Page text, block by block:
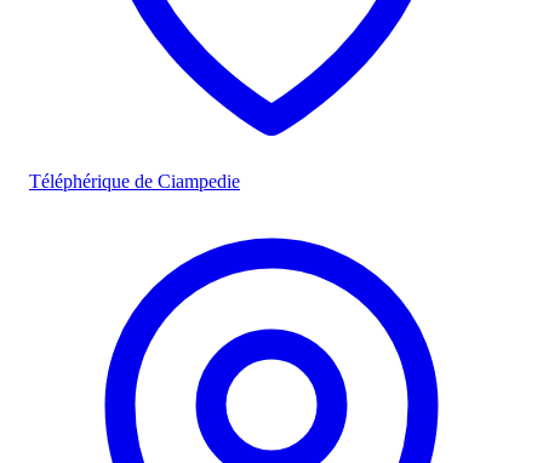
Téléphérique de Ciampedie